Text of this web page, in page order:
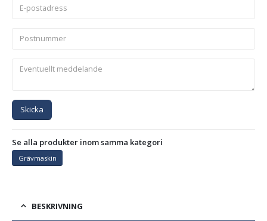
Skicka
Se alla produkter inom samma kategori
Grävmaskin
BESKRIVNING